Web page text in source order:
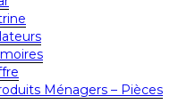
Ménagers – Pièces